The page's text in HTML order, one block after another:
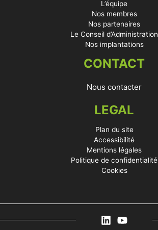
L’équipe
Nos membres
Nos partenaires
Le Conseil d’Administration
Nos implantations
CONTACT
Nous contacter
LEGAL
Plan du site
Accessibilité
Mentions légales
Politique de confidentialité
Cookies